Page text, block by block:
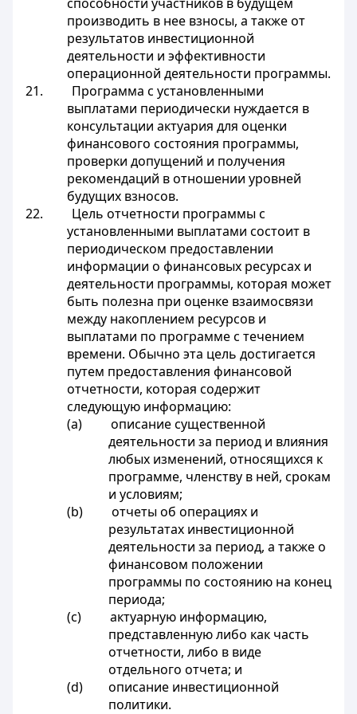
производить в нее взносы, а также от
результатов инвестиционной
деятельности и эффективности
операционной деятельности программы.
21. Программа с установленными
выплатами периодически нуждается в
консультации актуария для оценки
финансового состояния программы,
проверки допущений и получения
рекомендаций в отношении уровней
будущих взносов.
22. Цель отчетности программы с
установленными выплатами состоит в
периодическом предоставлении
информации о финансовых ресурсах и
деятельности программы, которая может
быть полезна при оценке взаимосвязи
между накоплением ресурсов и
выплатами по программе с течением
времени. Обычно эта цель достигается
путем предоставления финансовой
отчетности, которая содержит
следующую информацию:
(a) описание существенной
деятельности за период и влияния
любых изменений, относящихся к
программе, членству в ней, срокам
и условиям;
(b) отчеты об операциях и
результатах инвестиционной
деятельности за период, а также о
финансовом положении
программы по состоянию на конец
периода;
(c) актуарную информацию,
представленную либо как часть
отчетности, либо в виде
отдельного отчета; и
(d) описание инвестиционной
политики.